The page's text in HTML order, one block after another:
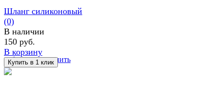
избранное сравнить
Шланг силиконовый
(0)
В наличии
150 руб.
В корзину